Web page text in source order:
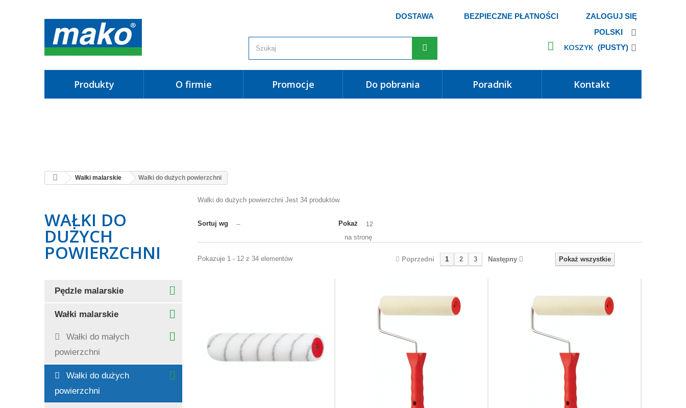
ZALOGUJ SIĘ
BEZPIECZNE PŁATNOŚCI
DOSTAWA
POLSKI
KOSZYK (PUSTY)
produkty o firmie promocje do pobrania poradnik kontakt
Wałki malarskie Wałki do dużych powierzchni
WAŁKI DO
DUŻYCH
POWIERZCHNI
Pędzle malarskie
Wałki malarskie
Wałki do małych
powierzchni
Wałki do dużych
powierzchni
Wałki do dużych powierzchni Jest 34 produktów.
Sortuj wg -- Pokaż 12
na stronę
Pokaż wszystkie
Poprzedni 1 2 3 Następny
Pokazuje 1 - 12 z 34 elementów